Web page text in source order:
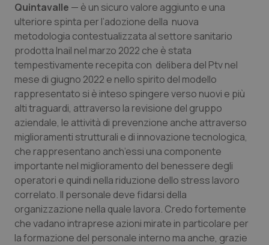
Umbria
Valle D’Aosta
Veneto
Oftalmologia
Oncodermatologia
Oncoematologia
Oncologia & Nutrizione
Psoriasi & pelle
Quotidiano Cardiologia
Quotidiano Chirurgia
Quotidiano Oncologia
Quintavalle — è un sicuro valore aggiunto e una
ulteriore spinta per l’adozione della nuova
metodologia contestualizzata al settore sanitario
prodotta Inail nel marzo 2022 che è stata
tempestivamente recepita con delibera del Ptv nel
mese di giugno 2022 e nello spirito del modello
rappresentato si è inteso spingere verso nuovi e più
alti traguardi, attraverso la revisione del gruppo
aziendale, le attività di prevenzione anche attraverso
miglioramenti strutturali e di innovazione tecnologica,
che rappresentano anch’essi una componente
importante nel miglioramento del benessere degli
operatori e quindi nella riduzione dello stress lavoro
correlato. Il personale deve fidarsi della
organizzazione nella quale lavora. Credo fortemente
che vadano intraprese azioni mirate in particolare per
la formazione del personale interno ma anche, grazie